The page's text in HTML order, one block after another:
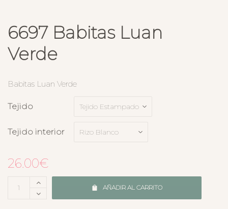
6697 Babitas Luan
Verde
Babitas Luan Verde
Tejido
Tejido interior
26.00€
AÑADIR AL CARRITO